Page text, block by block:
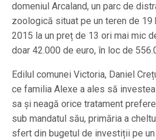
domeniul Arcaland, un parc de
zoologică situat pe un teren de 19
2015 la un preț de 13 ori mai mic
doar 42.000 de euro, în loc de
Edilul comunei Victoria, Daniel
ce familia Alexe a ales să
sa și neagă orice tratament
sub mandatul său, primăria a
sfert din bugetul de investiții pe un